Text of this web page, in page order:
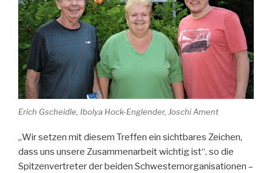
Erich Gscheidle, Ibolya Hock-Englender, Joschi Ament
„Wir setzen mit diesem Treffen ein sichtbares Zeichen,
dass uns unsere Zusammenarbeit wichtig ist“, so die
Spitzenvertreter der beiden Schwesternorganisationen –